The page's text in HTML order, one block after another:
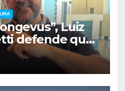
Luiz
defende que
uma nova
a vida